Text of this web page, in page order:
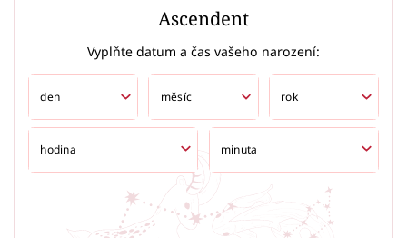
Ascendent
Vyplňte datum a čas vašeho narození: